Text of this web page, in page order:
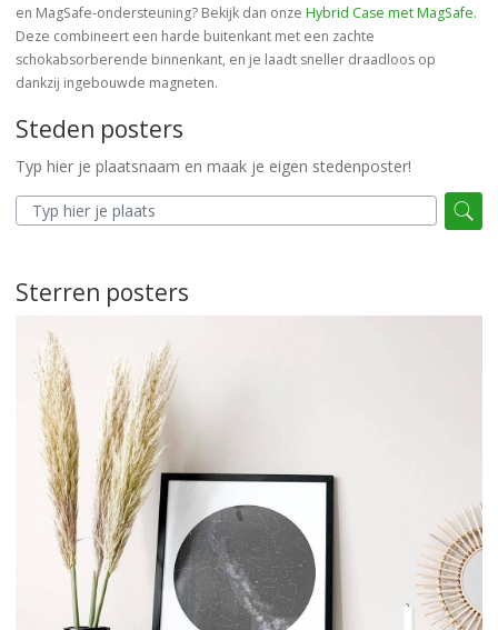
en MagSafe-ondersteuning? Bekijk dan onze Hybrid Case met MagSafe.
Deze combineert een harde buitenkant met een zachte
schokabsorberende binnenkant, en je laadt sneller draadloos op
dankzij ingebouwde magneten.
Steden posters
Typ hier je plaatsnaam en maak je eigen stedenposter!
Sterren posters